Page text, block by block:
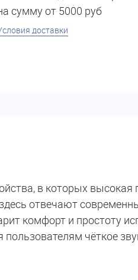
сумму от 5000 руб
доставки
в которых высокая
отвечают
комфорт и простоту
чёткое